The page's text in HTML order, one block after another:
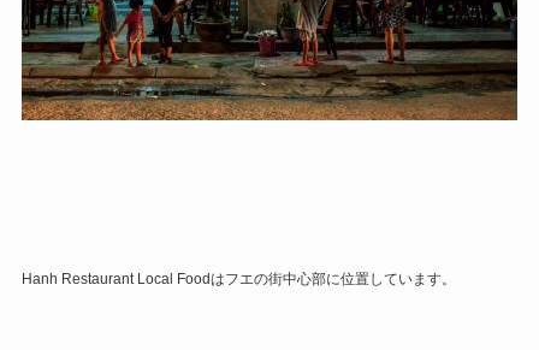
Hanh Restaurant Local Foodはフエの街中心部に位置しています。